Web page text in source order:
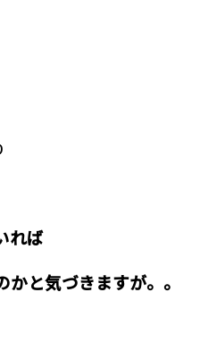
れば
と気づきますが。。